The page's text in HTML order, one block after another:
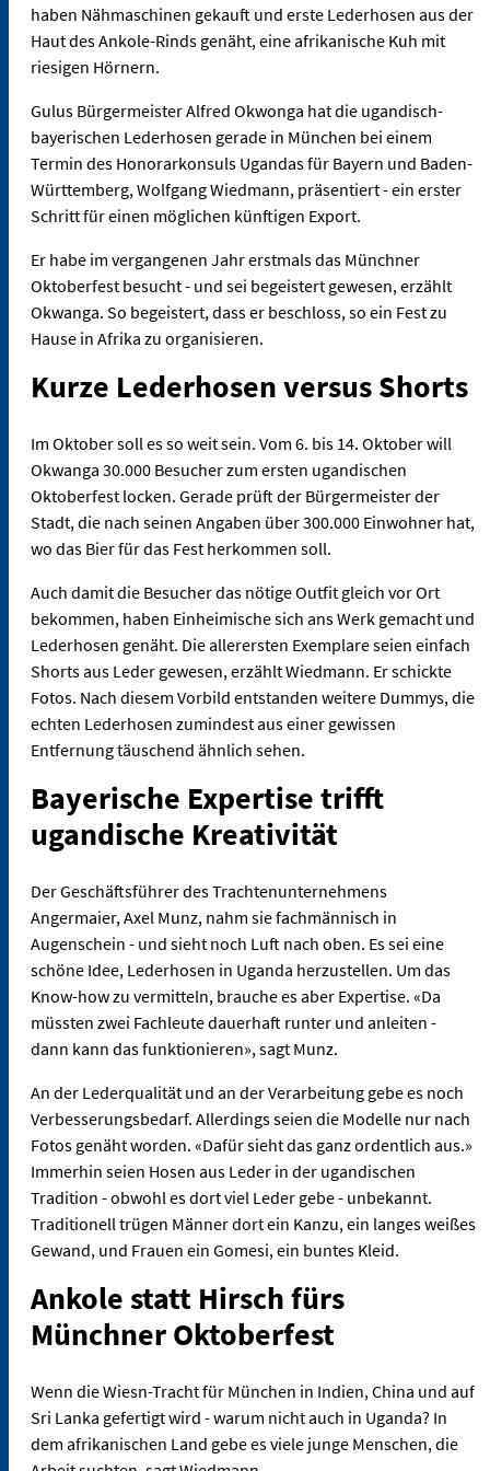
haben Nähmaschinen gekauft und erste Lederhosen aus der
Haut des Ankole-Rinds genäht, eine afrikanische Kuh mit
riesigen Hörnern.
Gulus Bürgermeister Alfred Okwonga hat die ugandisch-
bayerischen Lederhosen gerade in München bei einem
Termin des Honorarkonsuls Ugandas für Bayern und Baden-
Württemberg, Wolfgang Wiedmann, präsentiert - ein erster
Schritt für einen möglichen künftigen Export.
Er habe im vergangenen Jahr erstmals das Münchner
Oktoberfest besucht - und sei begeistert gewesen, erzählt
Okwanga. So begeistert, dass er beschloss, so ein Fest zu
Hause in Afrika zu organisieren.
Kurze Lederhosen versus Shorts
Im Oktober soll es so weit sein. Vom 6. bis 14. Oktober will
Okwanga 30.000 Besucher zum ersten ugandischen
Oktoberfest locken. Gerade prüft der Bürgermeister der
Stadt, die nach seinen Angaben über 300.000 Einwohner hat,
wo das Bier für das Fest herkommen soll.
Auch damit die Besucher das nötige Outfit gleich vor Ort
bekommen, haben Einheimische sich ans Werk gemacht und
Lederhosen genäht. Die allerersten Exemplare seien einfach
Shorts aus Leder gewesen, erzählt Wiedmann. Er schickte
Fotos. Nach diesem Vorbild entstanden weitere Dummys, die
echten Lederhosen zumindest aus einer gewissen
Entfernung täuschend ähnlich sehen.
Bayerische Expertise trifft
ugandische Kreativität
Der Geschäftsführer des Trachtenunternehmens
Angermaier, Axel Munz, nahm sie fachmännisch in
Augenschein - und sieht noch Luft nach oben. Es sei eine
schöne Idee, Lederhosen in Uganda herzustellen. Um das
Know-how zu vermitteln, brauche es aber Expertise. «Da
müssten zwei Fachleute dauerhaft runter und anleiten -
dann kann das funktionieren», sagt Munz.
An der Lederqualität und an der Verarbeitung gebe es noch
Verbesserungsbedarf. Allerdings seien die Modelle nur nach
Fotos genäht worden. «Dafür sieht das ganz ordentlich aus.»
Immerhin seien Hosen aus Leder in der ugandischen
Tradition - obwohl es dort viel Leder gebe - unbekannt.
Traditionell trügen Männer dort ein Kanzu, ein langes weißes
Gewand, und Frauen ein Gomesi, ein buntes Kleid.
Ankole statt Hirsch fürs
Münchner Oktoberfest
Wenn die Wiesn-Tracht für München in Indien, China und auf
Sri Lanka gefertigt wird - warum nicht auch in Uganda? In
dem afrikanischen Land gebe es viele junge Menschen, die